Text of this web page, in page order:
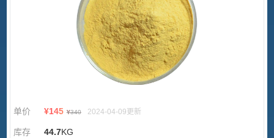
单价 ¥145 ¥340 2024-04-09更新
库存 44.7KG